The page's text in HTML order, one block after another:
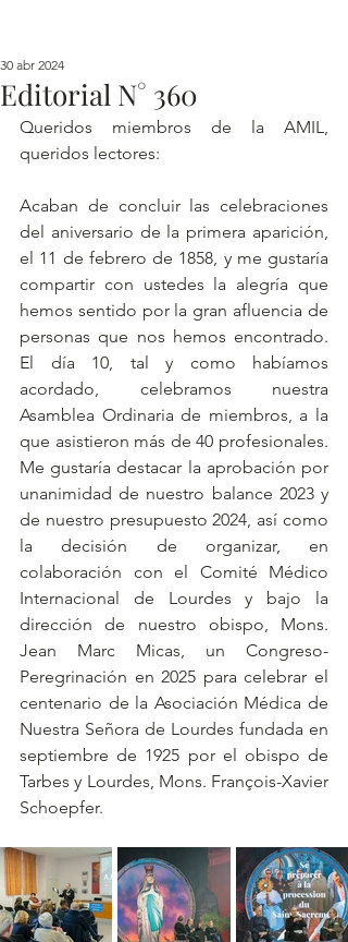
Editorial N° 360
30 abr 2024
Queridos miembros de la AMIL,
queridos lectores:
Acaban de concluir las celebraciones
del aniversario de la primera aparición,
el 11 de febrero de 1858, y me gustaría
compartir con ustedes la alegría que
hemos sentido por la gran afluencia de
personas que nos hemos encontrado.
El día 10, tal y como habíamos
acordado, celebramos nuestra
Asamblea Ordinaria de miembros, a la
que asistieron más de 40 profesionales.
Me gustaría destacar la aprobación por
unanimidad de nuestro balance 2023 y
de nuestro presupuesto 2024, así como
la decisión de organizar, en
colaboración con el Comité Médico
Internacional de Lourdes y bajo la
dirección de nuestro obispo, Mons.
Jean Marc Micas, un Congreso-
Peregrinación en 2025 para celebrar el
centenario de la Asociación Médica de
Nuestra Señora de Lourdes fundada en
septiembre de 1925 por el obispo de
Tarbes y Lourdes, Mons. François-Xavier
Schoepfer.